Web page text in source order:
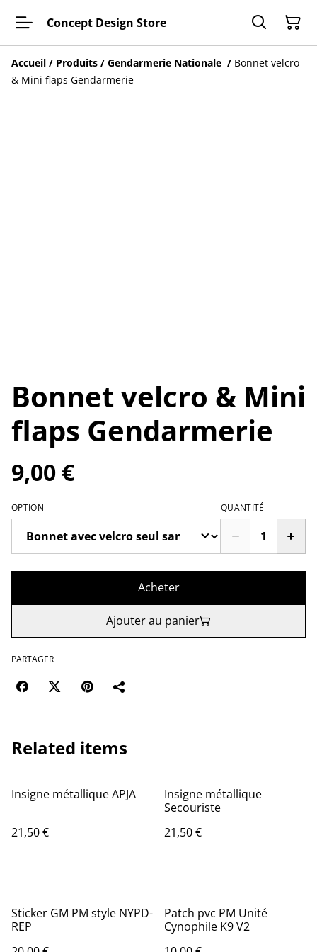
Concept Design Store
Accueil / Produits / Gendarmerie Nationale / Bonnet velcro
& Mini flaps Gendarmerie
Bonnet velcro & Mini
flaps Gendarmerie
9,00 €
OPTION QUANTITÉ
Acheter
Ajouter au panier
PARTAGER
Related items
Insigne métallique APJA
21,50 €
Insigne métallique
Secouriste
21,50 €
Sticker GM PM style NYPD-
REP
Patch pvc PM Unité
Cynophile K9 V2